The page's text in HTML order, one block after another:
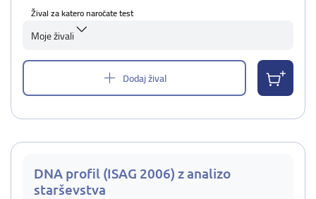
Žival za katero naročate test
Moje živali
Dodaj žival
DNA profil (ISAG 2006) z analizo
starševstva